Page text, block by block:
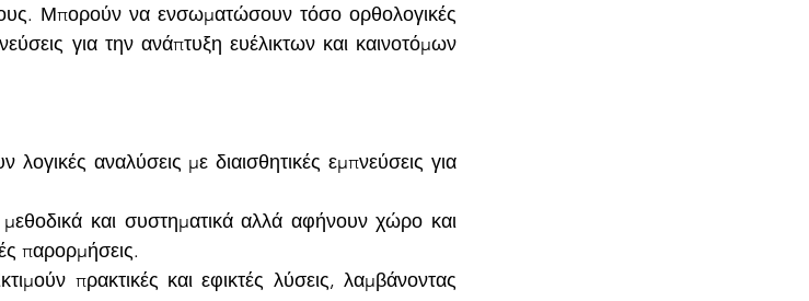
Μπορούν να ενσωματώσουν τόσο ορθολογικές
για την ανάπτυξη ευέλικτων και καινοτόμων
λογικές αναλύσεις με διαισθητικές εμπνεύσεις για
και συστηματικά αλλά αφήνουν χώρο και
παρορμήσεις.
πρακτικές και εφικτές λύσεις, λαμβάνοντας